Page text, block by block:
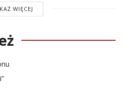
WIĘCEJ